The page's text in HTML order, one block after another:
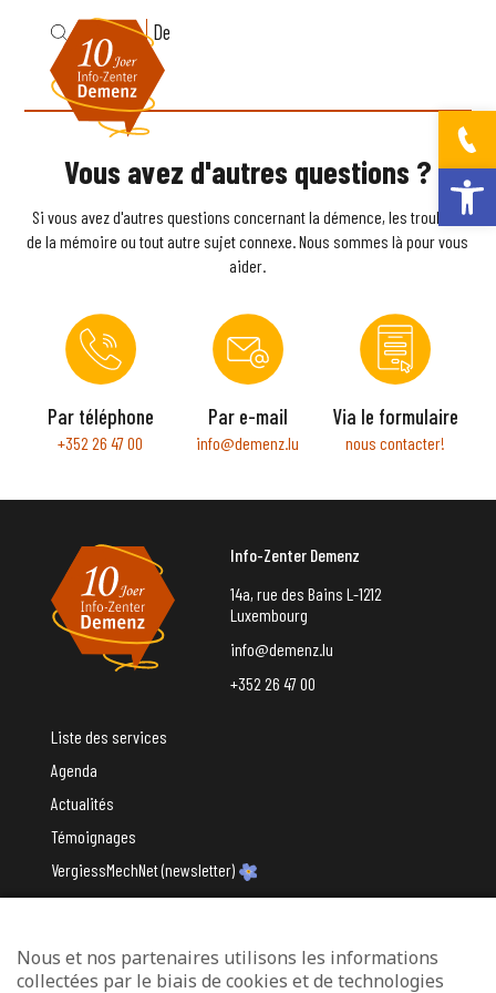
Ouvrir la
Fr De
Vous avez d'autres questions ?
Si vous avez d'autres questions concernant la démence, les troubles
de la mémoire ou tout autre sujet connexe. Nous sommes là pour vous
aider.
Par téléphone
+352 26 47 00
Par e-mail
info@demenz.lu
Via le formulaire
nous contacter!
Info-Zenter Demenz
14a, rue des Bains L-1212
Luxembourg
info@demenz.lu
+352 26 47 00
Liste des services
Agenda
Actualités
Témoignages
VergiessMechNet (newsletter)
Avec le soutien du
Nous et nos partenaires utilisons les informations
collectées par le biais de cookies et de technologies